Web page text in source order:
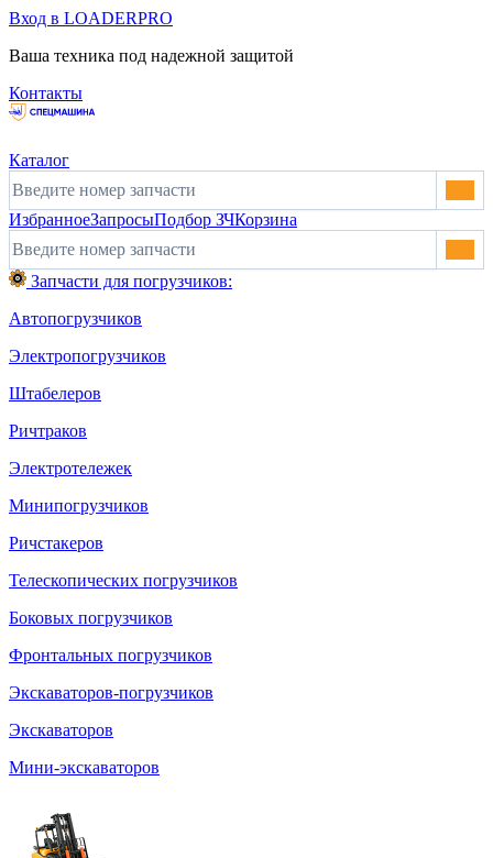
Вход в LOADERPRO
Ваша техника под надежной защитой
Контакты
Каталог
ИзбранноеЗапросыПодбор ЗЧКорзина
Запчасти для погрузчиков:
Автопогрузчиков
Электропогрузчиков
Штабелеров
Ричтраков
Электротележек
Минипогрузчиков
Ричстакеров
Телескопических погрузчиков
Боковых погрузчиков
Фронтальных погрузчиков
Экскаваторов-погрузчиков
Экскаваторов
Мини-экскаваторов